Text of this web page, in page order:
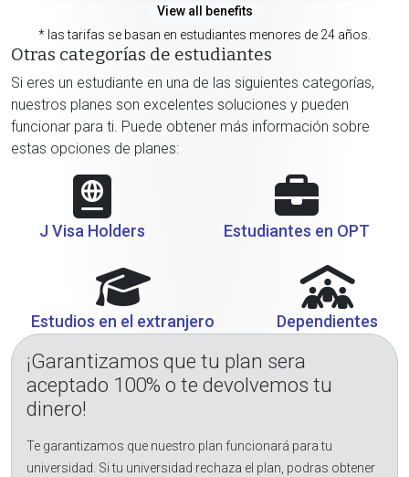
View all benefits
* las tarifas se basan en estudiantes menores de 24 años.
Otras categorías de estudiantes
Si eres un estudiante en una de las siguientes categorías,
nuestros planes son excelentes soluciones y pueden
funcionar para ti. Puede obtener más información sobre
estas opciones de planes:
J Visa Holders Estudiantes en OPT
Estudios en el extranjero Dependientes
¡Garantizamos que tu plan sera
aceptado 100% o te devolvemos tu
dinero!
Te garantizamos que nuestro plan funcionará para tu
universidad. Si tu universidad rechaza el plan, podras obtener